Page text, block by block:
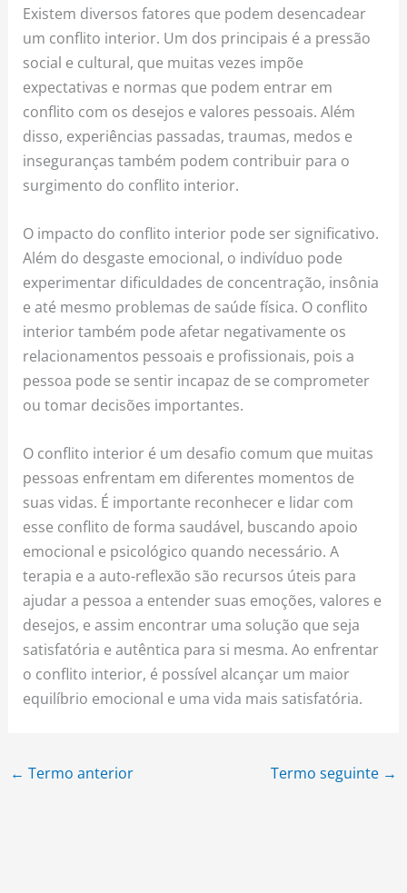
Existem diversos fatores que podem desencadear
um conflito interior. Um dos principais é a pressão
social e cultural, que muitas vezes impõe
expectativas e normas que podem entrar em
conflito com os desejos e valores pessoais. Além
disso, experiências passadas, traumas, medos e
inseguranças também podem contribuir para o
surgimento do conflito interior.
O impacto do conflito interior pode ser significativo.
Além do desgaste emocional, o indivíduo pode
experimentar dificuldades de concentração, insônia
e até mesmo problemas de saúde física. O conflito
interior também pode afetar negativamente os
relacionamentos pessoais e profissionais, pois a
pessoa pode se sentir incapaz de se comprometer
ou tomar decisões importantes.
O conflito interior é um desafio comum que muitas
pessoas enfrentam em diferentes momentos de
suas vidas. É importante reconhecer e lidar com
esse conflito de forma saudável, buscando apoio
emocional e psicológico quando necessário. A
terapia e a auto-reflexão são recursos úteis para
ajudar a pessoa a entender suas emoções, valores e
desejos, e assim encontrar uma solução que seja
satisfatória e autêntica para si mesma. Ao enfrentar
o conflito interior, é possível alcançar um maior
equilíbrio emocional e uma vida mais satisfatória.
← Termo anterior Termo seguinte →